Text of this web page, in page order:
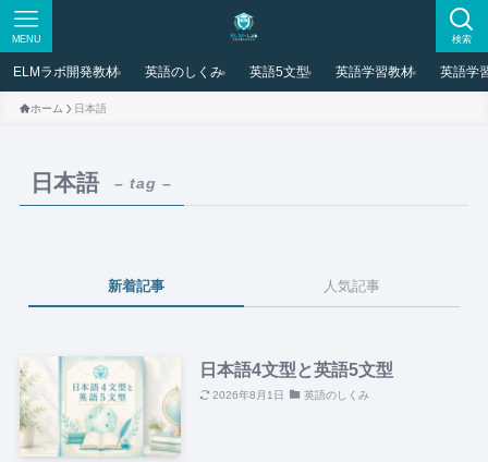
検索
MENU
ELMラボ開発教材 英語のしくみ 英語5文型 英語学習教材 英語学
ホーム 日本語
日本語 – tag –
新着記事 人気記事
日本語4文型と英語5文型
2026年8月1日 英語のしくみ